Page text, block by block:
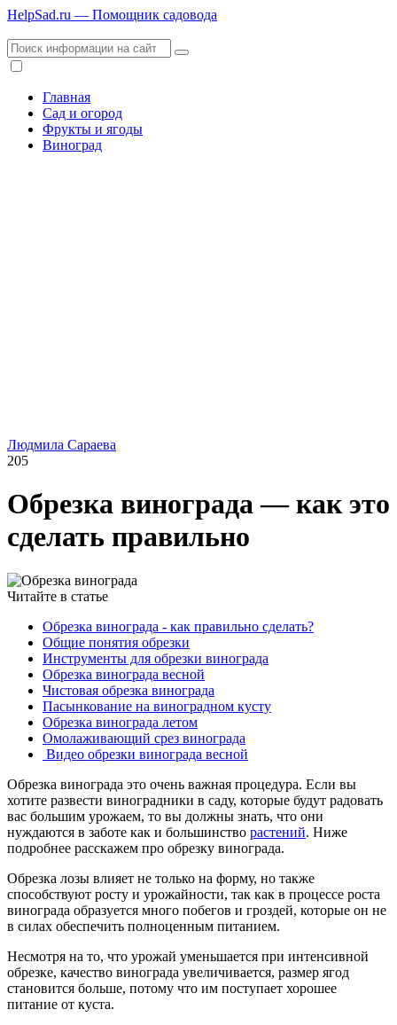
HelpSad.ru — Помощник садовода
Главная
Сад и огород
Фрукты и ягоды
Виноград
Людмила Сараева
205
Обрезка винограда — как это
сделать правильно
Читайте в статье
Обрезка винограда - как правильно сделать?
Общие понятия обрезки
Инструменты для обрезки винограда
Обрезка винограда весной
Чистовая обрезка винограда
Пасынкование на виноградном кусту
Обрезка винограда летом
Омолаживающий срез винограда
Видео обрезки винограда весной
Обрезка винограда это очень важная процедура. Если вы
хотите развести виноградники в саду, которые будут радовать
вас большим урожаем, то вы должны знать, что они
нуждаются в заботе как и большинство растений. Ниже
подробнее расскажем про обрезку винограда.
Обрезка лозы влияет не только на форму, но также
способствуют росту и урожайности, так как в процессе роста
винограда образуется много побегов и гроздей, которые он не
в силах обеспечить полноценным питанием.
Несмотря на то, что урожай уменьшается при интенсивной
обрезке, качество винограда увеличивается, размер ягод
становится больше, потому что им поступает хорошее
питание от куста.